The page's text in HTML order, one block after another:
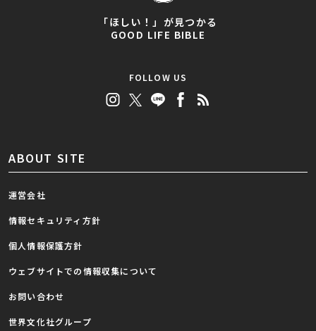
「ほしい！」が見つかる
GOOD LIFE BIBLE
FOLLOW US
ABOUT SITE
運営会社
情報セキュリティ方針
個人情報保護方針
ウェブサイトでの情報収集について
お問い合わせ
世界文化社グループ